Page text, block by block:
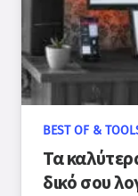
BEST OF &
Τα
δικό σου